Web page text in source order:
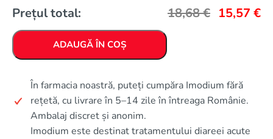
Prețul total: 18,68€ 15,57 €
ADAUGĂ ÎN COȘ
În farmacia noastră, puteți cumpăra Imodium fără
rețetă, cu livrare în 5–14 zile în întreaga Românie.
Ambalaj discret și anonim.
Imodium este destinat tratamentului diareei acute